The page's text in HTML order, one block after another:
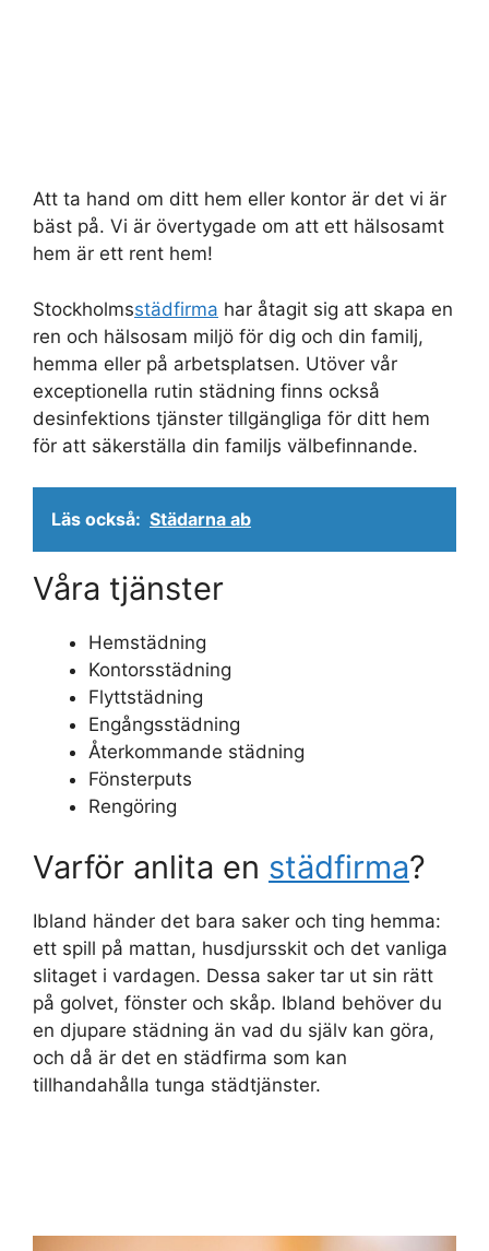
Att ta hand om ditt hem eller kontor är det vi är
bäst på. Vi är övertygade om att ett hälsosamt
hem är ett rent hem!
Stockholmsstädfirma har åtagit sig att skapa en
ren och hälsosam miljö för dig och din familj,
hemma eller på arbetsplatsen. Utöver vår
exceptionella rutin städning finns också
desinfektions tjänster tillgängliga för ditt hem
för att säkerställa din familjs välbefinnande.
Läs också: Städarna ab
Våra tjänster
Hemstädning
Kontorsstädning
Flyttstädning
Engångsstädning
Återkommande städning
Fönsterputs
Rengöring
Varför anlita en städfirma?
Ibland händer det bara saker och ting hemma:
ett spill på mattan, husdjursskit och det vanliga
slitaget i vardagen. Dessa saker tar ut sin rätt
på golvet, fönster och skåp. Ibland behöver du
en djupare städning än vad du själv kan göra,
och då är det en städfirma som kan
tillhandahålla tunga städtjänster.